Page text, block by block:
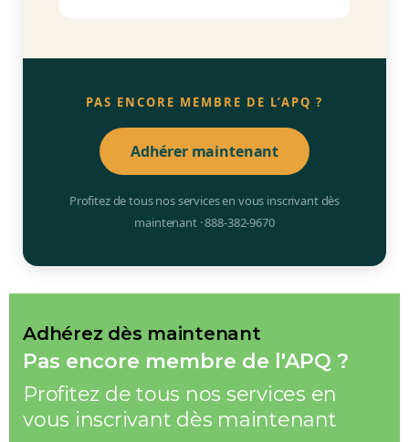
PAS ENCORE MEMBRE DE L’APQ ?
Adhérer maintenant
Profitez de tous nos services en vous inscrivant dès
maintenant · 888-382-9670
Adhérez dès maintenant
Pas encore membre de l'APQ ?
Profitez de tous nos services en
vous inscrivant dès maintenant